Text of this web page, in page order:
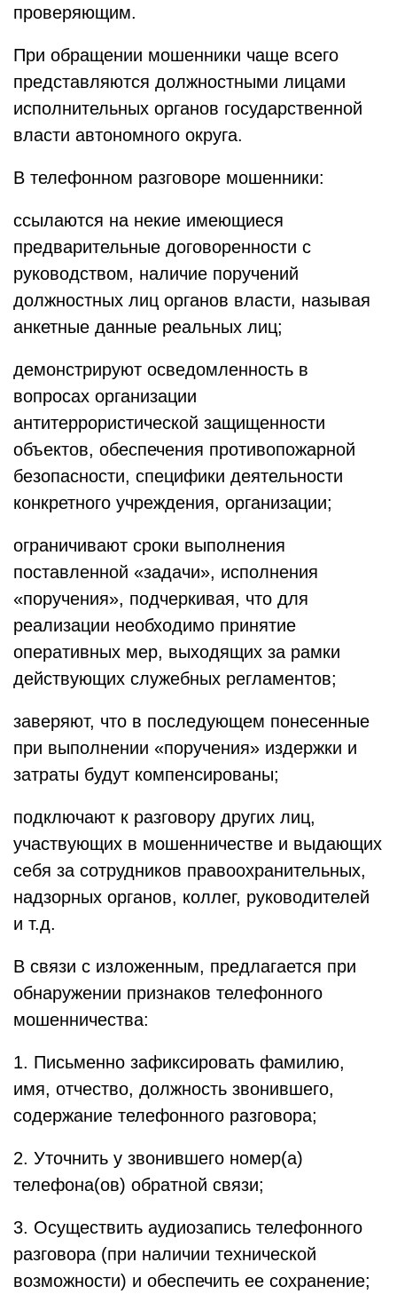
проверяющим.
При обращении мошенники чаще всего
представляются должностными лицами
исполнительных органов государственной
власти автономного округа.
В телефонном разговоре мошенники:
ссылаются на некие имеющиеся
предварительные договоренности с
руководством, наличие поручений
должностных лиц органов власти, называя
анкетные данные реальных лиц;
демонстрируют осведомленность в
вопросах организации
антитеррористической защищенности
объектов, обеспечения противопожарной
безопасности, специфики деятельности
конкретного учреждения, организации;
ограничивают сроки выполнения
поставленной «задачи», исполнения
«поручения», подчеркивая, что для
реализации необходимо принятие
оперативных мер, выходящих за рамки
действующих служебных регламентов;
заверяют, что в последующем понесенные
при выполнении «поручения» издержки и
затраты будут компенсированы;
подключают к разговору других лиц,
участвующих в мошенничестве и выдающих
себя за сотрудников правоохранительных,
надзорных органов, коллег, руководителей
и т.д.
В связи с изложенным, предлагается при
обнаружении признаков телефонного
мошенничества:
1. Письменно зафиксировать фамилию,
имя, отчество, должность звонившего,
содержание телефонного разговора;
2. Уточнить у звонившего номер(а)
телефона(ов) обратной связи;
3. Осуществить аудиозапись телефонного
разговора (при наличии технической
возможности) и обеспечить ее сохранение;